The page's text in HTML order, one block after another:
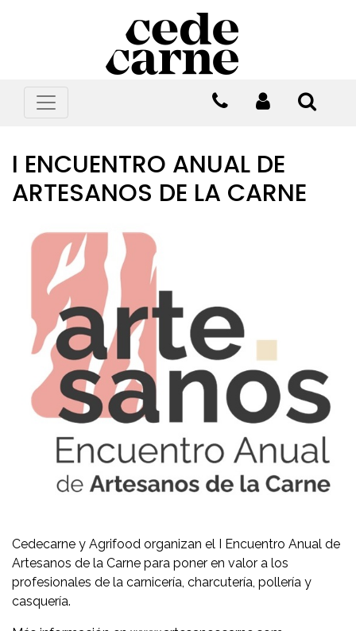
I ENCUENTRO ANUAL DE
ARTESANOS DE LA CARNE
Cedecarne y Agrifood organizan el I Encuentro Anual de
Artesanos de la Carne para poner en valor a los
profesionales de la carnicería, charcutería, pollería y
casquería.